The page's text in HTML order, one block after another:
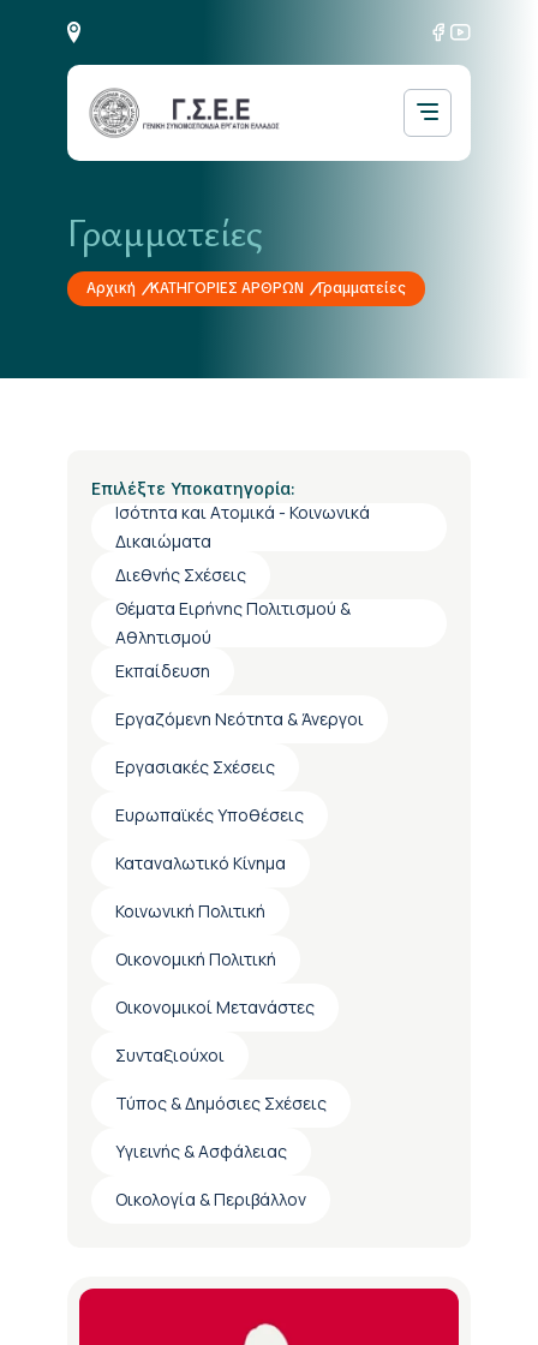
Γραμματείες
Αρχική ΚΑΤΗΓΟΡΙΕΣ ΑΡΘΡΩΝ Γραμματείες
Επιλέξτε Υποκατηγορία:
Ισότητα και Ατομικά - Κοινωνικά
Δικαιώματα
Διεθνής Σχέσεις
Θέματα Ειρήνης Πολιτισμού &
Αθλητισμού
Εκπαίδευση
Εργαζόμενη Νεότητα & Άνεργοι
Εργασιακές Σχέσεις
Ευρωπαϊκές Υποθέσεις
Καταναλωτικό Κίνημα
Κοινωνική Πολιτική
Οικονομική Πολιτική
Οικονομικοί Μετανάστες
Συνταξιούχοι
Τύπος & Δημόσιες Σχέσεις
Υγιεινής & Ασφάλειας
Οικολογία & Περιβάλλον